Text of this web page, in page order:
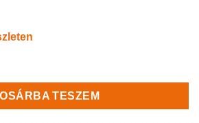
ráccsal, 1 méteres mennyiség
TESZEM